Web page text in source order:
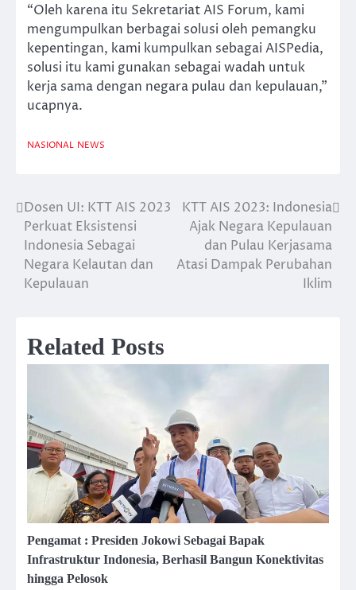
“Oleh karena itu Sekretariat AIS Forum, kami
mengumpulkan berbagai solusi oleh pemangku
kepentingan, kami kumpulkan sebagai AISPedia,
solusi itu kami gunakan sebagai wadah untuk
kerja sama dengan negara pulau dan kepulauan,”
ucapnya.
NASIONAL NEWS
Post
navigation
Dosen UI: KTT AIS 2023
Perkuat Eksistensi
Indonesia Sebagai
Negara Kelautan dan
Kepulauan
KTT AIS 2023: Indonesia
Ajak Negara Kepulauan
dan Pulau Kerjasama
Atasi Dampak Perubahan
Iklim
Related Posts
Pengamat : Presiden Jokowi Sebagai Bapak
Infrastruktur Indonesia, Berhasil Bangun Konektivitas
hingga Pelosok